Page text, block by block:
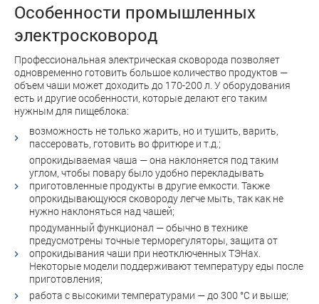
Особенности промышленных
электросковород
Профессиональная электрическая сковорода позволяет
одновременно готовить большое количество продуктов —
объем чаши может доходить до 170-200 л. У оборудования
есть и другие особенности, которые делают его таким
нужным для пищеблока:
возможность не только жарить, но и тушить, варить,
пассеровать, готовить во фритюре и т.д.;
опрокидываемая чаша — она наклоняется под таким
углом, чтобы повару было удобно перекладывать
приготовленные продукты в другие емкости. Также
опрокидывающуюся сковороду легче мыть, так как не
нужно наклоняться над чашей;
продуманный функционал — обычно в технике
предусмотрены точные терморегуляторы, защита от
опрокидывания чаши при неотключенных ТЭНах.
Некоторые модели поддерживают температуру еды после
приготовления;
работа с высокими температурами — до 300 °C и выше;